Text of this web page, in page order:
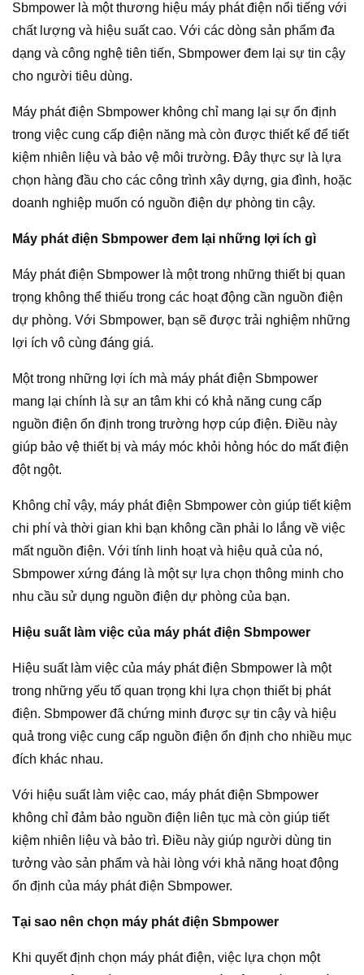
Sbmpower là một thương hiệu máy phát điện nổi tiếng với
chất lượng và hiệu suất cao. Với các dòng sản phẩm đa
dạng và công nghệ tiên tiến, Sbmpower đem lại sự tin cậy
cho người tiêu dùng.
Máy phát điện Sbmpower không chỉ mang lại sự ổn định
trong việc cung cấp điện năng mà còn được thiết kế để tiết
kiệm nhiên liệu và bảo vệ môi trường. Đây thực sự là lựa
chọn hàng đầu cho các công trình xây dựng, gia đình, hoặc
doanh nghiệp muốn có nguồn điện dự phòng tin cậy.
Máy phát điện Sbmpower đem lại những lợi ích gì
Máy phát điện Sbmpower là một trong những thiết bị quan
trọng không thể thiếu trong các hoạt động cần nguồn điện
dự phòng. Với Sbmpower, bạn sẽ được trải nghiệm những
lợi ích vô cùng đáng giá.
Một trong những lợi ích mà máy phát điện Sbmpower
mang lại chính là sự an tâm khi có khả năng cung cấp
nguồn điện ổn định trong trường hợp cúp điện. Điều này
giúp bảo vệ thiết bị và máy móc khỏi hỏng hóc do mất điện
đột ngột.
Không chỉ vậy, máy phát điện Sbmpower còn giúp tiết kiệm
chi phí và thời gian khi bạn không cần phải lo lắng về việc
mất nguồn điện. Với tính linh hoạt và hiệu quả của nó,
Sbmpower xứng đáng là một sự lựa chọn thông minh cho
nhu cầu sử dụng nguồn điện dự phòng của bạn.
Hiệu suất làm việc của máy phát điện Sbmpower
Hiệu suất làm việc của máy phát điện Sbmpower là một
trong những yếu tố quan trọng khi lựa chọn thiết bị phát
điện. Sbmpower đã chứng minh được sự tin cậy và hiệu
quả trong việc cung cấp nguồn điện ổn định cho nhiều mục
đích khác nhau.
Với hiệu suất làm việc cao, máy phát điện Sbmpower
không chỉ đảm bảo nguồn điện liên tục mà còn giúp tiết
kiệm nhiên liệu và bảo trì. Điều này giúp người dùng tin
tưởng vào sản phẩm và hài lòng với khả năng hoạt động
ổn định của máy phát điện Sbmpower.
Tại sao nên chọn máy phát điện Sbmpower
Khi quyết định chọn máy phát điện, việc lựa chọn một